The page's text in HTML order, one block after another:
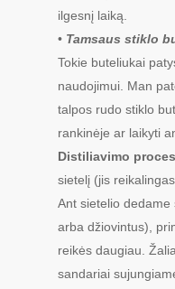
ilgesnį laiką.
• Tamsaus stiklo
Tokie buteliukai
naudojimui. Man
talpos rudo stiklo
rankinėje ar laikyti
Distiliavimo
sietelį (jis
Ant sietelio
arba džiovintus),
reikės daugiau.
sandariai